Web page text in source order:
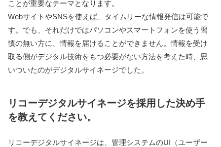
ことが重要なテーマとなります。
WebサイトやSNSを使えば、タイムリーな情報発信は可能で
す。でも、それだけではパソコンやスマートフォンを使う習
慣の無い方に、情報を届けることができません。情報を受け
取る側がデジタル技術をもつ必要がない方法を考えた時、思
いついたのがデジタルサイネージでした。
リコーデジタルサイネージを採用した決め手
を教えてください。
リコーデジタルサイネージは、管理システムのUI（ユーザー